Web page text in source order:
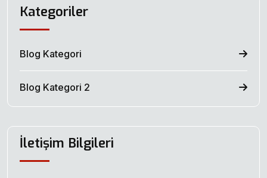
Kategoriler
Blog Kategori
Blog Kategori 2
İletişim Bilgileri